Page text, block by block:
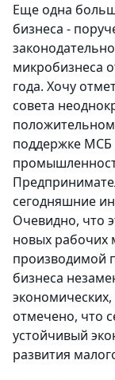
Еще одна
бизнеса -
микробизнеса
года. Хочу
совета
положительном
поддержке МСБ
сегодняшние
Очевидно, что
новых рабочих
производимой
бизнеса
отмечено, что
устойчивый
развития